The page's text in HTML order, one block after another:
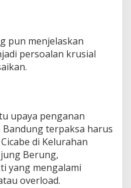
pun menjelaskan
persoalan krusial
upaya penganan
terpaksa harus
di Kelurahan
Berung,
yang mengalami
overload.